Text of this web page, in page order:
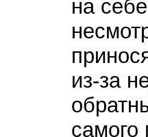
на
из-за
самого